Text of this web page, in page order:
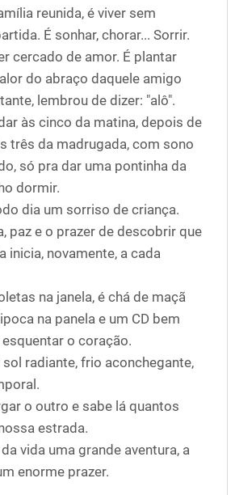
reunida, é viver sem
É sonhar, chorar... Sorrir.
cercado de amor. É plantar
do abraço daquele amigo
lembrou de dizer: "alô".
às cinco da matina, depois de
três da madrugada, com sono
só pra dar uma pontinha da
dormir.
dia um sorriso de criança.
paz e o prazer de descobrir que
inicia, novamente, a cada
na janela, é chá de maçã
na panela e um CD bem
o coração.
radiante, frio aconchegante,
o outro e sabe lá quantos
estrada.
vida uma grande aventura, a
enorme prazer.